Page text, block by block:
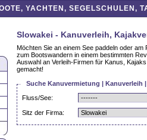
YACHTEN, SEGELSCHULEN,
Slowakei - Kanuverleih,
Möchten Sie an einem See paddeln oder
zum Bootswandern in einem bestimmten
Auswahl an Verleih-Firmen für Kanus,
gemacht!
Suche Kanuvermietung | Kanuverleih
Fluss/See:
Sitz der Firma: